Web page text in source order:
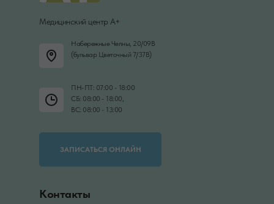
Медицинский центр А+
Набережные Челны, 20/09В
(бульвар Цветочный 7/37В)
ПН-ПТ: 07:00 - 18:00
СБ: 08:00 - 18:00,
ВС: 08:00 - 13:00
ЗАПИСАТЬСЯ ОНЛАЙН
Контакты